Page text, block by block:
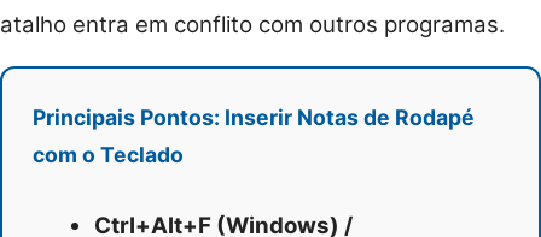
atalho entra em conflito com outros programas.
Principais Pontos: Inserir Notas de Rodapé
com o Teclado
Ctrl+Alt+F (Windows) /